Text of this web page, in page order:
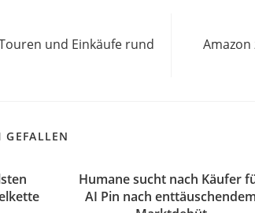
und Einkäufe rund
Humane sucht nach Käufer
AI Pin nach enttäuschendem